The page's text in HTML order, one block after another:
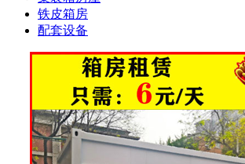
铁皮箱房
配套设备